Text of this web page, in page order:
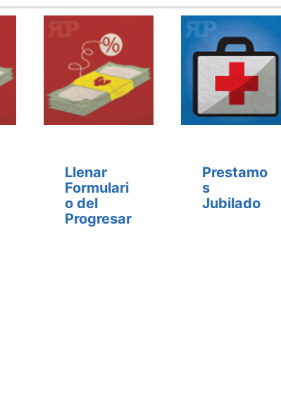
Llenar
Formulari
o del
Progresar
Prestamo
s
Jubilado